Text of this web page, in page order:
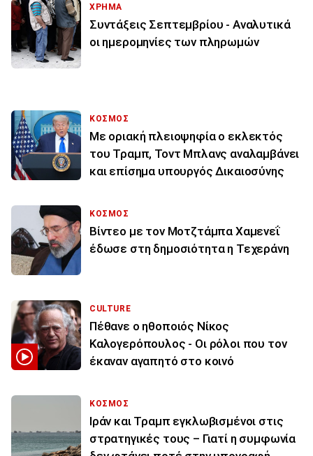
ΧΡΗΜΑ
Συντάξεις Σεπτεμβρίου - Αναλυτικά
οι ημερομηνίες των πληρωμών
ΚΟΣΜΟΣ
Με οριακή πλειοψηφία ο εκλεκτός
του Τραμπ, Τοντ Μπλανς αναλαμβάνει
και επίσημα υπουργός Δικαιοσύνης
ΚΟΣΜΟΣ
Βίντεο με τον Μοτζτάμπα Χαμενεΐ
έδωσε στη δημοσιότητα η Τεχεράνη
CULTURE
Πέθανε ο ηθοποιός Νίκος
Καλογερόπουλος - Οι ρόλοι που τον
έκαναν αγαπητό στο κοινό
ΚΟΣΜΟΣ
Ιράν και Τραμπ εγκλωβισμένοι στις
στρατηγικές τους – Γιατί η συμφωνία